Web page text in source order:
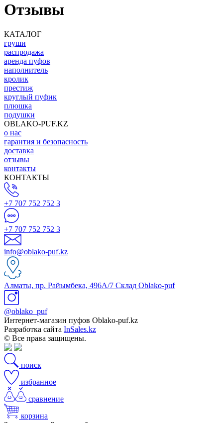
Отзывы
КАТАЛОГ
груши
распродажа
аренда пуфов
наполнитель
кролик
престиж
круглый пуфик
плюшка
подушки
OBLAKO-PUF.KZ
о нас
гарантия и безопасность
доставка
отзывы
контакты
КОНТАКТЫ
+7 707 752 752 3
+7 707 752 752 3
info@oblako-puf.kz
Алматы, пр. Райымбека, 496А/7 Склад Oblako-puf
@oblako_puf
Интернет-магазин пуфов Oblako-puf.kz
Разработка сайта InSales.kz
© Все права защищены.
поиск
избранное
сравнение
корзина